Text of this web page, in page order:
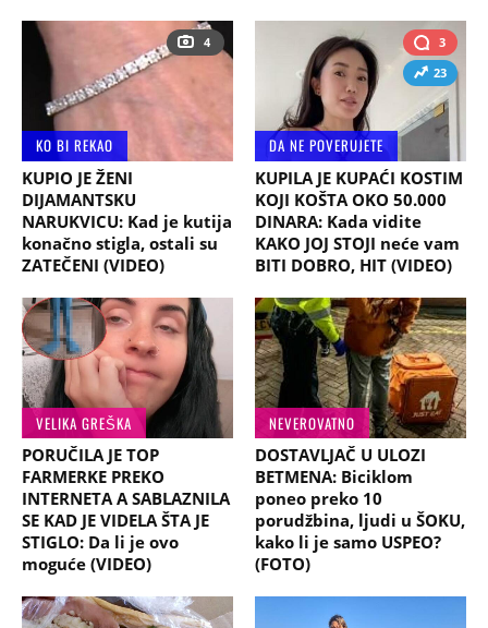
4
KO BI REKAO
KUPIO JE ŽENI
DIJAMANTSKU
NARUKVICU: Kad je kutija
konačno stigla, ostali su
ZATEČENI (VIDEO)
3
23
DA NE POVERUJETE
KUPILA JE KUPAĆI KOSTIM
KOJI KOŠTA OKO 50.000
DINARA: Kada vidite
KAKO JOJ STOJI neće vam
BITI DOBRO, HIT (VIDEO)
VELIKA GREŠKA
PORUČILA JE TOP
FARMERKE PREKO
INTERNETA A SABLAZNILA
SE KAD JE VIDELA ŠTA JE
STIGLO: Da li je ovo
moguće (VIDEO)
NEVEROVATNO
DOSTAVLJAČ U ULOZI
BETMENA: Biciklom
poneo preko 10
porudžbina, ljudi u ŠOKU,
kako li je samo USPEO?
(FOTO)